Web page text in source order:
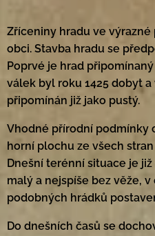
Zříceniny hradu ve
obci. Stavba hradu se
Poprvé je hrad
válek byl roku 1425 dobyt a
připomínán již jako pustý.
Vhodné přírodní podmínky
horní plochu ze všech
Dnešní terénní situace je
malý a nejspíše bez věže,
podobných hrádků
Do dnešních časů se